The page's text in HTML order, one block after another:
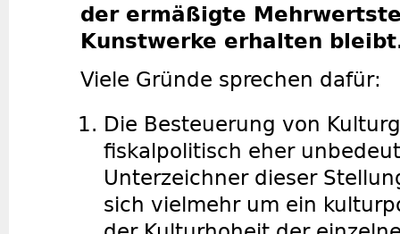
der ermäßigte
Kunstwerke erhalten
Viele Gründe sprechen dafür:
Die Besteuerung von
fiskalpolitisch eher
Unterzeichner dieser
sich vielmehr um ein